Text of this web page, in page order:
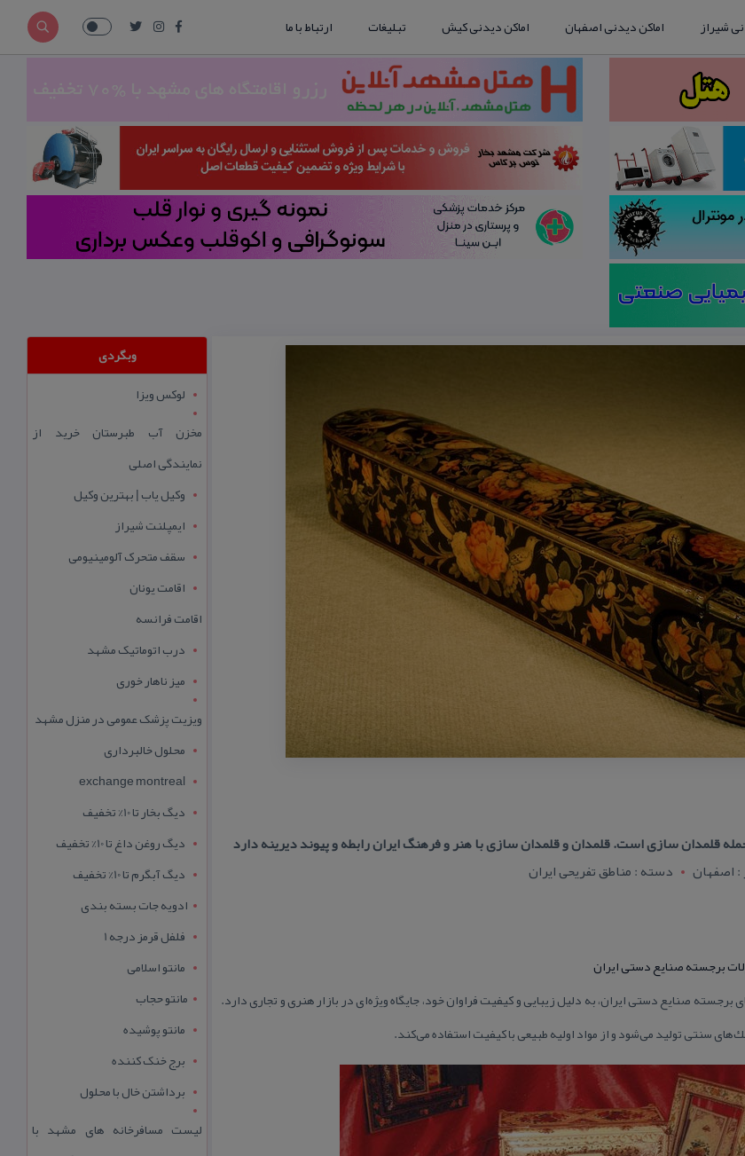
شیراز اماکن دیدنی اصفهان اماکن دیدنی کیش تبلیغات ارتباط با ما
قلمدان سازی است. قلمدان و قلمدان سازی با هنر و فرهنگ ایران رابطه و پیوند دیرینه دارد
اصفهان
دسته : مناطق تفریحی ایران
برجسته صنایع دستی ایران
برجسته صنایع دستی ایران، به دلیل زیبایی و كیفیت فراوان خود، جایگاه ویژه‌ای در بازار هنری و تجاری دارد.
سنتی تولید می‌شود و از مواد اولیه طبیعی با كیفیت استفاده می‌كند.
وبگردی
لوکس ویزا
مخزن آب طبرستان خرید از
نمایندگی اصلی
وکیل یاب | بهترین وکیل
ایمپلنت شیراز
سقف متحرک آلومینیومی
اقامت یونان
اقامت فرانسه
درب اتوماتیک مشهد
میز ناهار خوری
ویزیت پزشک عمومی در منزل مشهد
محلول خالبرداری
exchange montreal
دیگ بخار تا 10% تخفیف
دیگ روغن داغ تا 10% تخفیف
دیگ آبگرم تا 10% تخفیف
ادویه جات بسته بندی
فلفل قرمز درجه 1
مانتو اسلامی
مانتو حجاب
مانتو پوشیده
برج خنک کننده
برداشتن خال با محلول
لیست مسافرخانه های مشهد با